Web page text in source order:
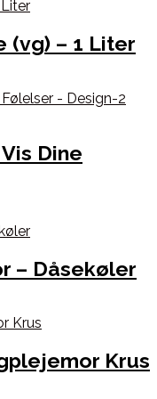
(vg) – 1 Liter
Dine
– Dåsekøler
Krus